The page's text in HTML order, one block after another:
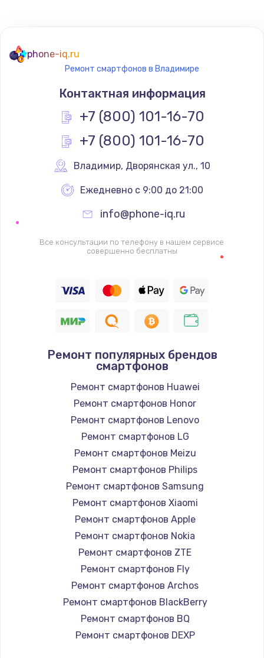
Ремонт разъема питания
745 руб.
Заказать
Замена видеокарты
1600 руб.
Заказать
Ремонт цепей питания
2500 руб.
750 руб.
Заказать
Установка драйверов
725 руб.
Заказать
Замена вебкамеры
1260 руб.
Заказать
Ремонт петель крышки
990 руб.
Заказать
Настройка Wi-Fi
1030 руб.
Заказать
Замена шим-контроллера
3900 руб.
Заказать
phone-iq.ru
Ремонт смартфонов в Владимире
Контактная информация
+7 (800) 101-16-70
+7 (800) 101-16-70
Владимир, Дворянская ул., 10
Ежедневно с 9:00 до 21:00
info@phone-iq.ru
Все консультации по телефону в нашем сервисе
совершенно бесплатны
Ремонт популярных брендов
смартфонов
Ремонт смартфонов Huawei
Ремонт смартфонов Honor
Ремонт смартфонов Lenovo
Ремонт смартфонов LG
Ремонт смартфонов Meizu
Ремонт смартфонов Philips
Ремонт смартфонов Samsung
Ремонт смартфонов Xiaomi
Ремонт смартфонов Apple
Ремонт смартфонов Nokia
Ремонт смартфонов ZTE
Ремонт смартфонов Fly
Ремонт смартфонов Archos
Ремонт смартфонов BlackBerry
Ремонт смартфонов BQ
Ремонт смартфонов DEXP